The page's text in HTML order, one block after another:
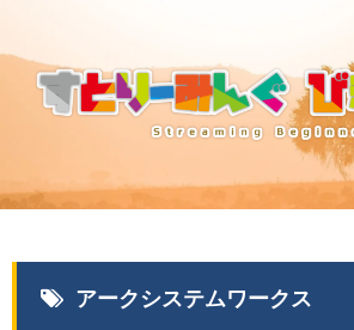
アークシステムワークス